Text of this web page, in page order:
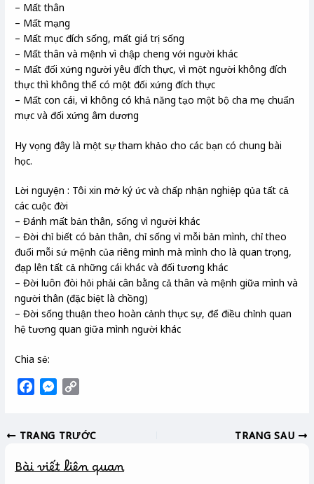
– Mất thân
– Mất mạng
– Mất mục đích sống, mất giá trị sống
– Mất thân và mệnh vì chập cheng với người khác
– Mất đối xứng người yêu đích thực, vì một người không đích
thực thì không thể có một đối xứng đích thực
– Mất con cái, vì không có khả năng tạo một bộ cha mẹ chuẩn
mực và đối xứng âm dương
Hy vọng đây là một sự tham khảo cho các bạn có chung bài
học.
Lời nguyện : Tôi xin mở ký ức và chấp nhận nghiệp qủa tất cả
các cuộc đời
– Đánh mất bản thân, sống vì người khác
– Đời chỉ biết có bản thân, chỉ sống vì mỗi bản mình, chỉ theo
đuổi mỗi sứ mệnh của riêng mình mà mình cho là quan trọng,
đạp lên tất cả những cái khác và đối tương khác
– Đời luôn đòi hỏi phải cân bằng cả thân và mệnh giữa mình và
người thân (đặc biệt là chồng)
– Đời sống thuận theo hoàn cảnh thực sự, để điều chỉnh quan
hệ tương quan giữa mình người khác
Chia sẻ:
e
o
M
s
n
y
i
TRANG TRƯỚC TRANG SAU
Bài viết liên quan